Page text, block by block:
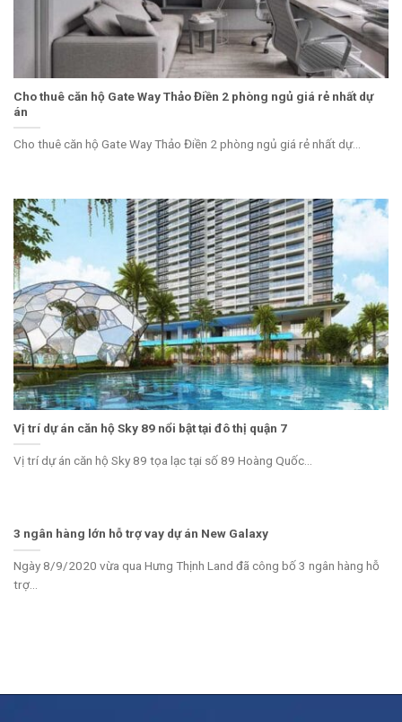
Cho thuê căn hộ Gate Way Thảo Điền 2 phòng ngủ giá rẻ nhất dự
án
Cho thuê căn hộ Gate Way Thảo Điền 2 phòng ngủ giá rẻ nhất dự...
Vị trí dự án căn hộ Sky 89 nổi bật tại đô thị quận 7
Vị trí dự án căn hộ Sky 89 tọa lạc tại số 89 Hoàng Quốc...
3 ngân hàng lớn hỗ trợ vay dự án New Galaxy
Ngày 8/9/2020 vừa qua Hưng Thịnh Land đã công bố 3 ngân hàng hỗ
trợ...